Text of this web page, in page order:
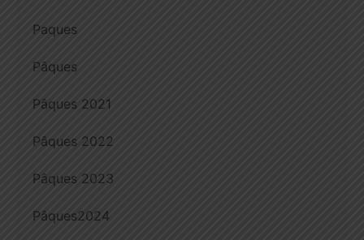
Paques
Pâques
Pâques 2021
Pâques 2022
Pâques 2023
Pâques2024